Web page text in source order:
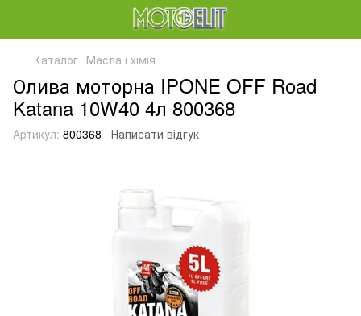
Каталог Масла і хімія
Олива моторна IPONE OFF Road
Katana 10W40 4л 800368
Артикул: 800368 Написати відгук